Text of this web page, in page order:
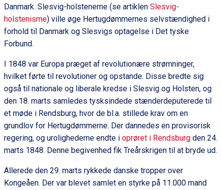
Danmark. Slesvig-holstenerne (se artiklen Slesvig-
holstenisme) ville øge Hertugdømmernes selvstændighed i
forhold til Danmark og Slesvigs optagelse i Det tyske
Forbund.
I 1848 var Europa præget af revolutionære strømninger,
hvilket førte til revolutioner og opstande. Disse bredte sig
også til nationale og liberale kredse i Slesvig og Holsten, og
den 18. marts samledes tysksindede stænderdeputerede til
et møde i Rendsburg, hvor de bl.a. stillede krav om en
grundlov for Hertugdømmerne. Der dannedes en provisorisk
regering, og urolighederne endte i oprøret i Rendsburgden 24.
marts 1848. Denne begivenhed fik Treårskrigen til at bryde ud.
Allerede den 29. marts rykkede danske tropper over
Kongeåen. Der var blevet samlet en styrke på 11.000 mand